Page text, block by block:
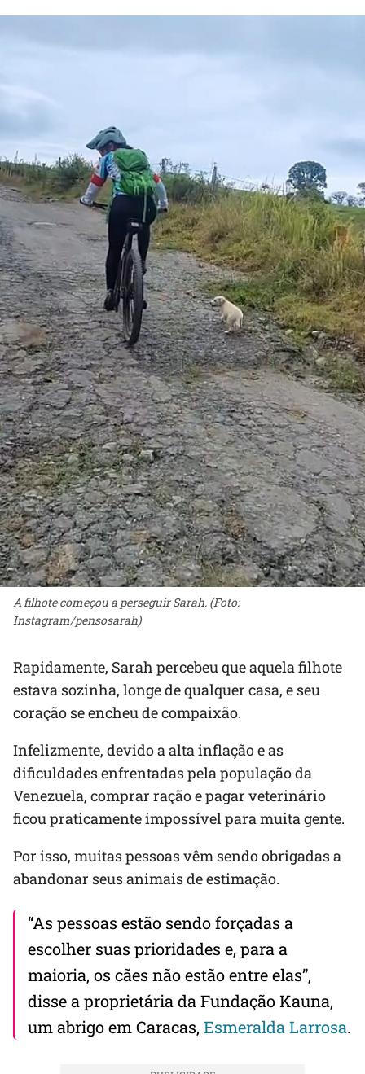
A filhote começou a perseguir Sarah. (Foto:
Instagram/pensosarah)
Rapidamente, Sarah percebeu que aquela filhote
estava sozinha, longe de qualquer casa, e seu
coração se encheu de compaixão.
Infelizmente, devido a alta inflação e as
dificuldades enfrentadas pela população da
Venezuela, comprar ração e pagar veterinário
ficou praticamente impossível para muita gente.
Por isso, muitas pessoas vêm sendo obrigadas a
abandonar seus animais de estimação.
“As pessoas estão sendo forçadas a
escolher suas prioridades e, para a
maioria, os cães não estão entre elas”,
disse a proprietária da Fundação Kauna,
um abrigo em Caracas, Esmeralda Larrosa.